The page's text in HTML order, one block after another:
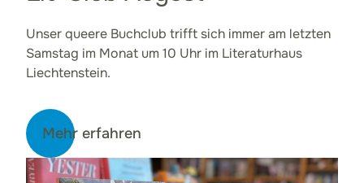
Unser queere Buchclub trifft sich immer am letzten
Samstag im Monat um 10 Uhr im Literaturhaus
Liechtenstein.
Mehr erfahren